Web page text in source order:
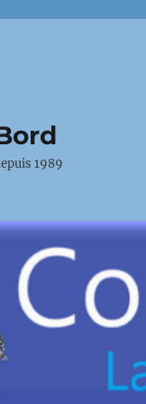
1989